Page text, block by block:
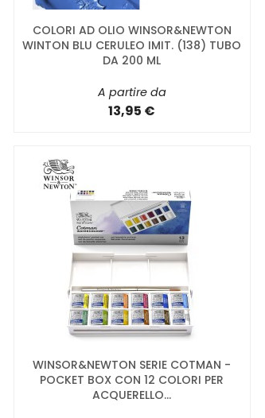
COLORI AD OLIO WINSOR&NEWTON
WINTON BLU CERULEO IMIT. (138) TUBO
DA 200 ML
A partire da
13,95 €
WINSOR&NEWTON SERIE COTMAN -
POCKET BOX CON 12 COLORI PER
ACQUERELLO...